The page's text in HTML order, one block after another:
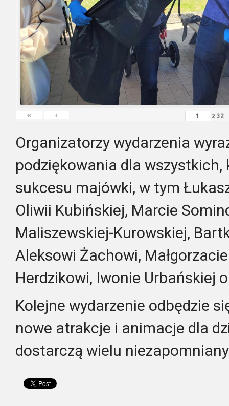
« ‹ z 32
Organizatorzy wydarzenia
podziękowania dla wszystkich,
sukcesu majówki, w tym
Oliwii Kubińskiej, Marcie
Maliszewskiej-Kurowskiej,
Aleksowi Żachowi,
Herdzikowi, Iwonie Urbańskiej
Kolejne wydarzenie odbędzie
nowe atrakcje i animacje dla
dostarczą wielu